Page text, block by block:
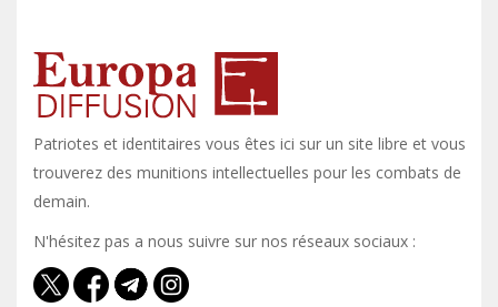
Patriotes et identitaires vous êtes ici sur un site libre et vous y
trouverez des munitions intellectuelles pour les combats de
demain.
N'hésitez pas a nous suivre sur nos réseaux sociaux :